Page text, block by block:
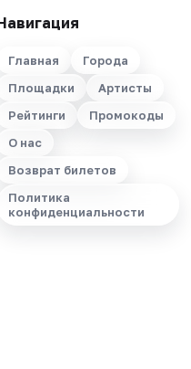
Главная
Города
Площадки
Артисты
Рейтинги
Промокоды
О нас
Возврат билетов
Политика
конфиденциальности